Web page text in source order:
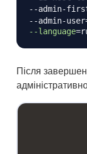
--admin-
--admin-user
--language=
Після